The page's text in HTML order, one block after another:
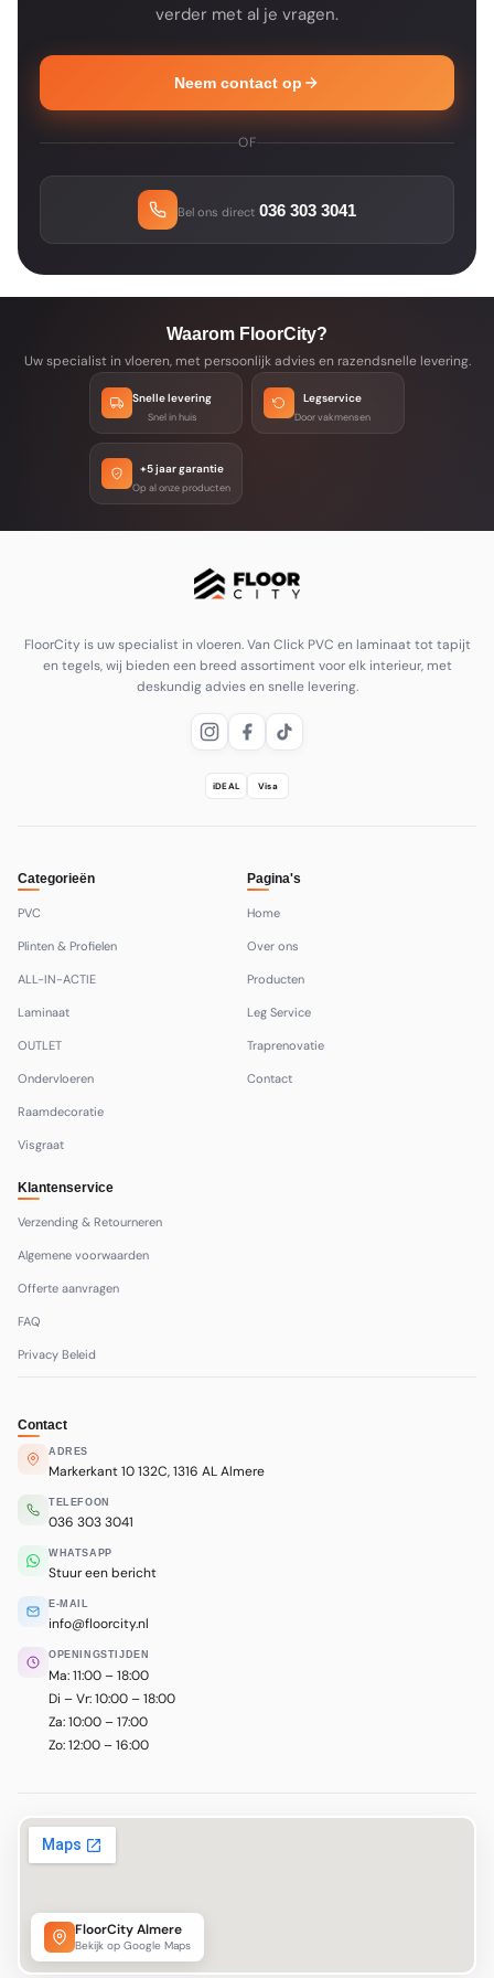
verder met al je vragen.
Neem contact op
OF
Bel ons direct 036 303 3041
Waarom FloorCity?
Uw specialist in vloeren, met persoonlijk advies en razendsnelle levering.
Snelle levering
Snel in huis
Legservice
Door vakmensen
+5 jaar garantie
Op al onze producten
FloorCity is uw specialist in vloeren. Van Click PVC en laminaat tot tapijt
en tegels, wij bieden een breed assortiment voor elk interieur, met
deskundig advies en snelle levering.
iDEAL Visa
Categorieën
PVC
Plinten & Profielen
ALL-IN-ACTIE
Laminaat
OUTLET
Ondervloeren
Raamdecoratie
Visgraat
Pagina's
Home
Over ons
Producten
Leg Service
Traprenovatie
Contact
Klantenservice
Verzending & Retourneren
Algemene voorwaarden
Offerte aanvragen
FAQ
Privacy Beleid
Contact
ADRES
Markerkant 10 132C, 1316 AL Almere
TELEFOON
036 303 3041
WHATSAPP
Stuur een bericht
E-MAIL
info@floorcity.nl
OPENINGSTIJDEN
Ma: 11:00 – 18:00
Di – Vr: 10:00 – 18:00
Za: 10:00 – 17:00
Zo: 12:00 – 16:00
FloorCity Almere
Bekijk op Google Maps